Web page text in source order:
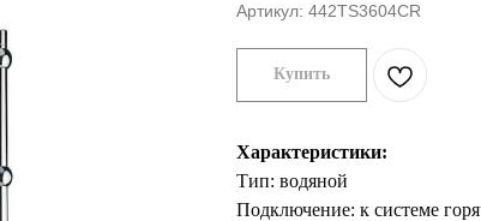
Артикул: 442TS3604CR
Купить
Характеристики:
Тип: водяной
Подключение: к системе